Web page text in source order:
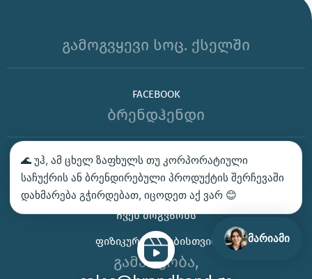
გამოგვყევი სოც. ქსელში
FACEBOOK
ბრენდჰენდი
ᲑᲔᲭᲓᲕᲐ – ᲛᲝᲘᲗᲮᲝᲕᲔ ᲡᲐᲛᲐᲒᲐᲚᲘᲗᲝ
ᲙᲝᲜᲢᲐᲥᲢᲘ
ᲩᲕᲔᲜ ᲛᲝᲒᲕᲬᲝᲜᲡ
ᲤᲘᲖᲘᲙᲣᲠᲘ ᲞᲘᲠᲔᲑᲘᲡᲗᲕᲘᲡ
გამარჯობა,
მარიამი
🌊 უჰ, ამ ცხელ ზაფხულს თუ კორპორატიული
საჩუქრის ან ბრენდირებული პროდუქტის შერჩევაში
დახმარება გჭირდებათ, იცოდეთ აქ ვარ 😊